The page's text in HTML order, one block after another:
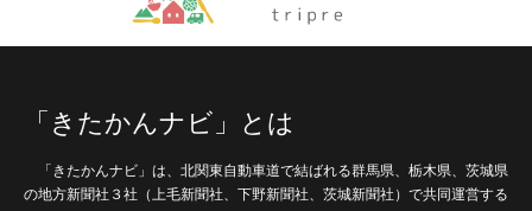
「きたかんナビ」とは
「きたかんナビ」は、北関東自動車道で結ばれる群馬県、栃木県、茨城県
の地方新聞社３社（上毛新聞社、下野新聞社、茨城新聞社）で共同運営する